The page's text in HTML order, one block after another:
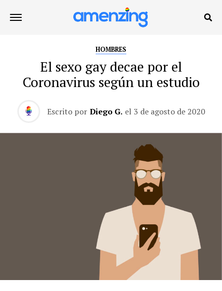
HOMBRES
El sexo gay decae por el
Coronavirus según un estudio
Escrito por Diego G. el 3 de agosto de 2020